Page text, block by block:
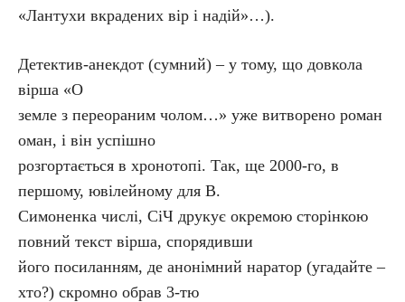
«Лантухи вкрадених вір і надій»…).
Детектив-анекдот (сумний) – у тому, що довкола
вірша «О
земле з переораним чолом…» уже витворено роман
оман, і він успішно
розгортається в хронотопі. Так, ще 2000-го, в
першому, ювілейному для В.
Симоненка числі, СіЧ друкує окремою сторінкою
повний текст вірша, спорядивши
його посиланням, де анонімний наратор (угадайте –
хто?) скромно обрав 3-тю